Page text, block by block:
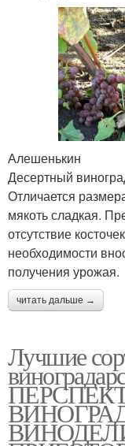
Алешенькин
Десертный
Отличается
мякоть сладкая.
отсутствие
необходимости
получения урожая.
читать дальше →
Лучшие